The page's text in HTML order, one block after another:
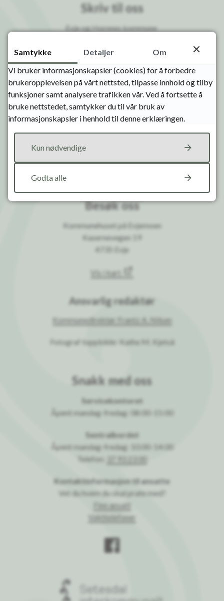
Skriv til oss
Evje og Hornnes kommune
4735 Evje
Sende sikker post til oss
eDialog
E-post
post@e-h.kommune.no
faktura@e-h.kommune.no
964 966 109
Besøk oss
Kommunehuset på Evjemoen
Kasernevegen 19
4735 Evje
Vis i kart
Ansvarlig redaktør
Kommunedirektør Frantz A. Nilsen
Fotograf toppbilde: Kathe M. Kjetså
Snakk med oss
Servicekontoret
Åpent mandag-fredag: 08:00-15:00
Sentralbordet
Åpent mandag-fredag: 10:00-14:00
Telefon:
37 93 23 00
Kontaktinformasjon til ansatte
Vet du hvem du skal prate med?
Finn ansatt
Vakttelefoner
Samtykke Detaljer
Om
Vi bruker informasjonskapsler (cookies) for å forbedre
brukeropplevelsen på vårt nettsted, tilpasse innhold og tilby
funksjoner samt analysere trafikken vår. Ved å fortsette å
bruke nettstedet, samtykker du til vår bruk av
informasjonskapsler i henhold til denne erklæringen.
Kun nødvendige
Godta alle